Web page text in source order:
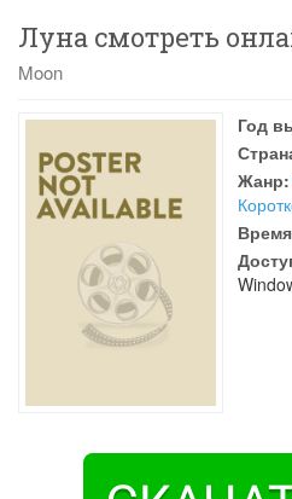
Луна смотреть
Moon
Год
Жанр: